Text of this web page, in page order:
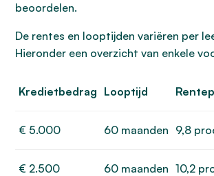
beoordelen.
De rentes en looptijden variëren per
Hieronder een overzicht van enkele
Kredietbedrag Looptijd
€ 5.000 60 maanden 9,8
€ 2.500 60 maanden 10,2